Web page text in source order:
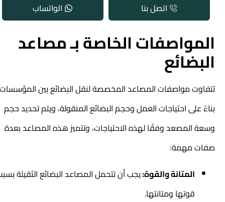
اتصل بنا الواتساب
المواصفات الخاصة بـ مصاعد
البضائع
تتفاوت مواصفات المصاعد المخصصة لنقل البضائع بين المؤسسات
بناءً على احتياجات العمل وحجم البضائع المنقولة، ويتم تحديد حجم
وسعة المصعد وفقًا لهذه الاحتياجات، وتتميز هذه المصاعد بعدة
صفات مهمة:
المتانة والقوة:يجب أن تتحمل المصاعد البضائع الثقيلة بسبب
قوتها ومتانتها.